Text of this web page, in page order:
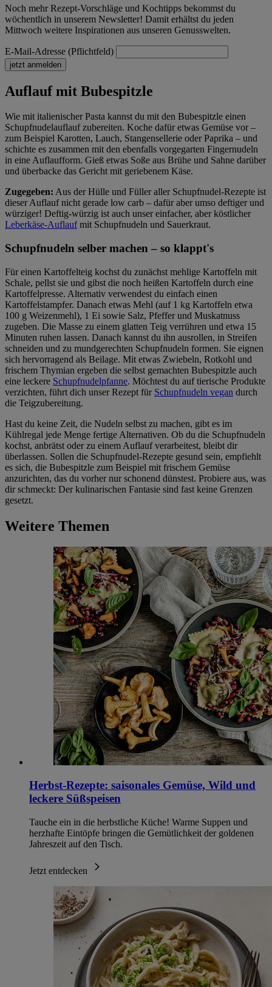
Noch mehr Rezept-Vorschläge und Kochtipps bekommst du
wöchentlich in unserem Newsletter! Damit erhältst du jeden
Mittwoch weitere Inspirationen aus unseren Genusswelten.
E-Mail-Adresse (Pflichtfeld)
jetzt anmelden
Auflauf mit Bubespitzle
Wie mit italienischer Pasta kannst du mit den Bubespitzle einen
Schupfnudelauflauf zubereiten. Koche dafür etwas Gemüse vor –
zum Beispiel Karotten, Lauch, Stangensellerie oder Paprika – und
schichte es zusammen mit den ebenfalls vorgegarten Fingernudeln
in eine Auflaufform. Gieß etwas Soße aus Brühe und Sahne darüber
und überbacke das Gericht mit geriebenem Käse.
Zugegeben: Aus der Hülle und Füller aller Schupfnudel-Rezepte ist
dieser Auflauf nicht gerade low carb – dafür aber umso deftiger und
würziger! Deftig-würzig ist auch unser einfacher, aber köstlicher
Leberkäse-Auflaufmit Schupfnudeln und Sauerkraut.
Schupfnudeln selber machen – so klappt's
Für einen Kartoffelteig kochst du zunächst mehlige Kartoffeln mit
Schale, pellst sie und gibst die noch heißen Kartoffeln durch eine
Kartoffelpresse. Alternativ verwendest du einfach einen
Kartoffelstampfer. Danach etwas Mehl (auf 1 kg Kartoffeln etwa
100 g Weizenmehl), 1 Ei sowie Salz, Pfeffer und Muskatnuss
zugeben. Die Masse zu einem glatten Teig verrühren und etwa 15
Minuten ruhen lassen. Danach kannst du ihn ausrollen, in Streifen
schneiden und zu mundgerechten Schupfnudeln formen. Sie eignen
sich hervorragend als Beilage. Mit etwas Zwiebeln, Rotkohl und
frischem Thymian ergeben die selbst gemachten Bubespitzle auch
eine leckere Schupfnudelpfanne. Möchtest du auf tierische Produkte
verzichten, führt dich unser Rezept für Schupfnudeln vegan durch
die Teigzubereitung.
Hast du keine Zeit, die Nudeln selbst zu machen, gibt es im
Kühlregal jede Menge fertige Alternativen. Ob du die Schupfnudeln
kochst, anbrätst oder zu einem Auflauf verarbeitest, bleibt dir
überlassen. Sollen die Schupfnudel-Rezepte gesund sein, empfiehlt
es sich, die Bubespitzle zum Beispiel mit frischem Gemüse
anzurichten, das du vorher nur schonend dünstest. Probiere aus, was
dir schmeckt: Der kulinarischen Fantasie sind fast keine Grenzen
gesetzt.
Weitere Themen
Herbst-Rezepte: saisonales Gemüse, Wild und
leckere Süßspeisen
Tauche ein in die herbstliche Küche! Warme Suppen und
herzhafte Eintöpfe bringen die Gemütlichkeit der goldenen
Jahreszeit auf den Tisch.
Jetzt entdecken